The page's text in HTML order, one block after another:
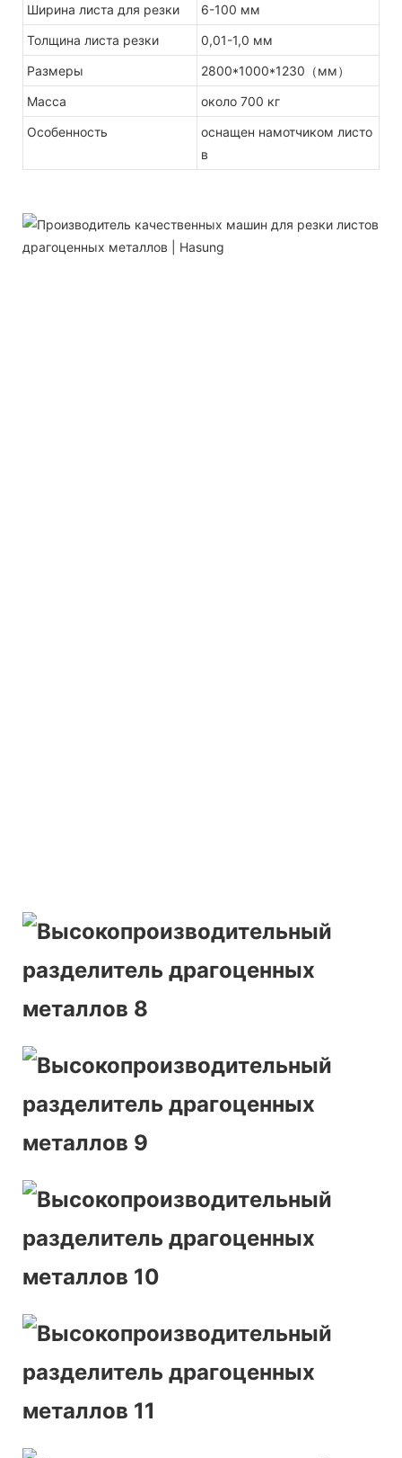
Ширина листа для резки
6-100 мм
Толщина листа резки
0,01-1,0 мм
Размеры
2800*1000*1230（мм）
Масса
около 700 кг
Особенность
оснащен намотчиком листо
в